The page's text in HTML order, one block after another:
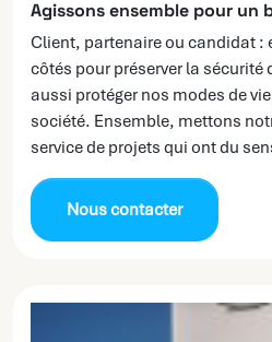
Agissons ensemble pour un
Client, partenaire ou candidat :
côtés pour préserver la
aussi protéger nos modes de
société. Ensemble, mettons
service de projets qui ont du
Nous contacter